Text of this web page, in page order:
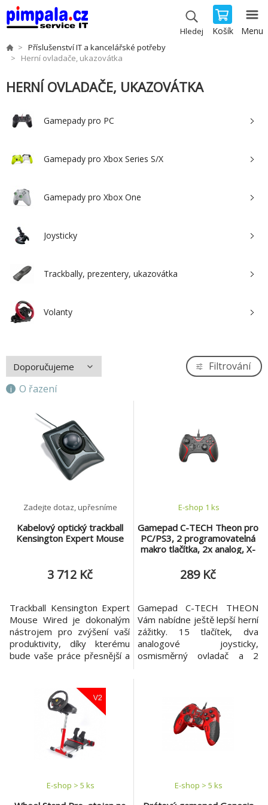
Hledej Košík Menu
Příslušenství IT a kancelářské potřeby
Herní ovladače, ukazovátka
HERNÍ OVLADAČE, UKAZOVÁTKA
Gamepady pro PC
Gamepady pro Xbox Series S/X
Gamepady pro Xbox One
Joysticky
Trackbally, prezentery, ukazovátka
Volanty
O řazení
Filtrování
Kabelový optický trackball
Kensington Expert Mouse
Zadejte dotaz, upřesníme
3 712 Kč
Trackball Kensington Expert
Mouse Wired je dokonalým
nástrojem pro zvýšení vaší
produktivity, díky kterému
bude vaše práce přesnější a
ergonomická opěrka pro
zápěstí. Trackball je vybaven
technologií DiamondEye –
optickým senzorem, který
přesně sleduje i ty
nejdrobnější pohyby.
Gamepad C-TECH Theon pro
PC/PS3, 2 programovatelná
makro tlačítka, 2x analog, X-
E-shop 1 ks
289 Kč
Gamepad C-TECH THEON
Vám nabídne ještě lepší herní
zážitky. 15 tlačítek, dva
analogové joysticky,
osmisměrný ovladač a 2
unikátní design, díky kterému
nabídne něco, co u
konkurence nenajdete:
vespod gamepadu další 2
E-shop > 5 ks E-shop > 5 ks